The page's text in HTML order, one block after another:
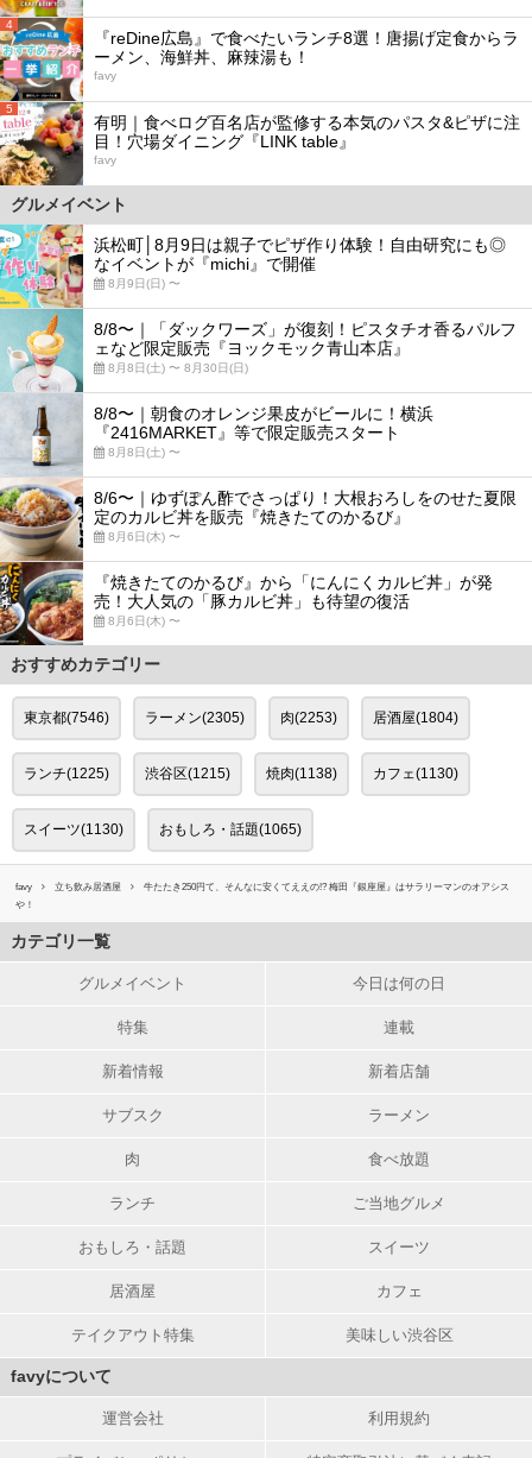
4
『reDine広島』で食べたいランチ8選！唐揚げ定食からラ
ーメン、海鮮丼、麻辣湯も！
favy
5
有明｜食べログ百名店が監修する本気のパスタ&ピザに注
目！穴場ダイニング『LINK table』
favy
グルメイベント
浜松町│8月9日は親子でピザ作り体験！自由研究にも◎
なイベントが『michi』で開催
8月9日(日) 〜
8/8〜｜「ダックワーズ」が復刻！ピスタチオ香るパルフ
ェなど限定販売『ヨックモック青山本店』
8月8日(土) 〜 8月30日(日)
8/8〜｜朝食のオレンジ果皮がビールに！横浜
『2416MARKET』等で限定販売スタート
8月8日(土) 〜
8/6〜｜ゆずぽん酢でさっぱり！大根おろしをのせた夏限
定のカルビ丼を販売『焼きたてのかるび』
8月6日(木) 〜
『焼きたてのかるび』から「にんにくカルビ丼」が発
売！大人気の「豚カルビ丼」も待望の復活
8月6日(木) 〜
おすすめカテゴリー
東京都(7546) ラーメン(2305) 肉(2253) 居酒屋(1804)
ランチ(1225) 渋谷区(1215) 焼肉(1138) カフェ(1130)
スイーツ(1130) おもしろ・話題(1065)
favy 立ち飲み居酒屋
牛たたき250円て、そんなに安くてええの!? 梅田『銀座屋』はサラリーマンのオアシス
や！
カテゴリ一覧
グルメイベント 今日は何の日
特集 連載
新着情報 新着店舗
サブスク ラーメン
肉 食べ放題
ランチ ご当地グルメ
おもしろ・話題 スイーツ
居酒屋 カフェ
テイクアウト特集 美味しい渋谷区
favyについて
運営会社 利用規約